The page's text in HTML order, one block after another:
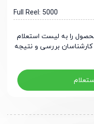
Full Reel: 5000
را به لیست استعلام
بررسی و نتیجه